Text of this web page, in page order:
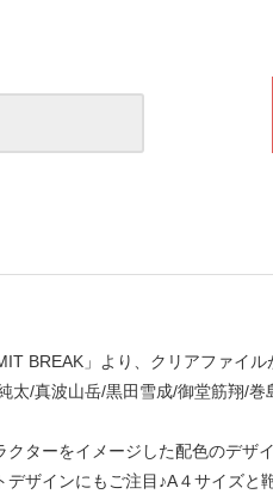
BREAK」より、クリアファイ
太/真波山岳/黒田雪成/御堂筋翔/
クターをイメージした配色のデザ
デザインにもご注目♪A４サイズと